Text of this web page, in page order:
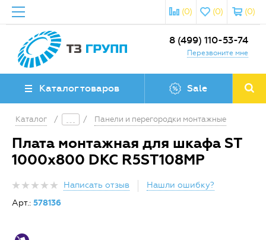
(0)
(0)
(0)
8 (499) 110-53-74
Перезвоните мне
Каталог товаров Sale
Каталог / / Панели и перегородки монтажные
Плата монтажная для шкафа ST
1000х800 DKC R5ST108MP
Написать отзыв
Нашли ошибку?
Арт.: 578136